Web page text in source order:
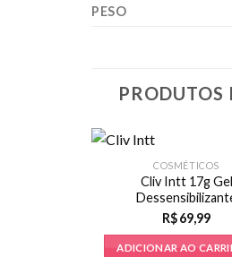
PESO
PRODUTOS
COSMÉTICOS
Cliv Intt 17g Gel
R$ 69,99
ADICIONAR AO